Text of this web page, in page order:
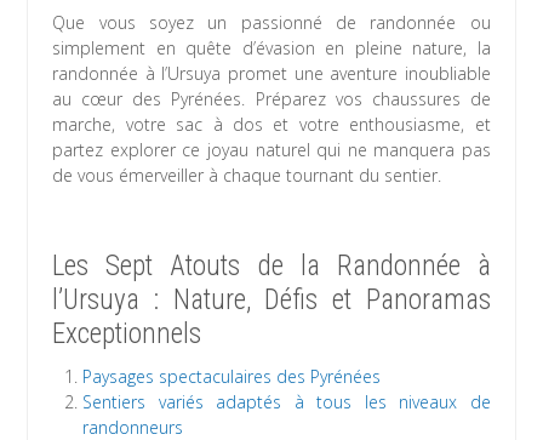
Que vous soyez un passionné de randonnée ou
simplement en quête d’évasion en pleine nature, la
randonnée à l’Ursuya promet une aventure inoubliable
au cœur des Pyrénées. Préparez vos chaussures de
marche, votre sac à dos et votre enthousiasme, et
partez explorer ce joyau naturel qui ne manquera pas
de vous émerveiller à chaque tournant du sentier.
Les Sept Atouts de la Randonnée à
l’Ursuya : Nature, Défis et Panoramas
Exceptionnels
Paysages spectaculaires des Pyrénées
Sentiers variés adaptés à tous les niveaux de
randonneurs